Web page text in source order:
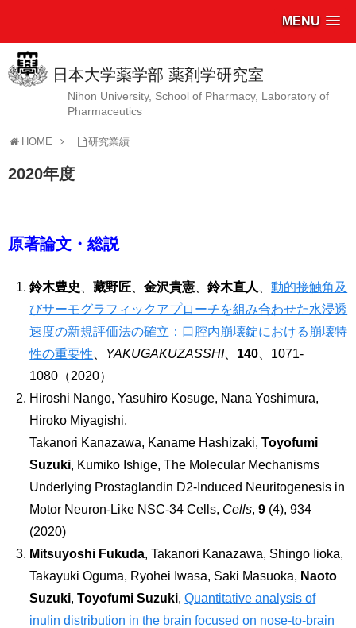
MENU
日本大学薬学部 薬剤学研究室
Nihon University, School of Pharmacy, Laboratory of
Pharmaceutics
HOME 研究業績
2020年度
原著論文・総説
鈴木豊史 、藏野匠 、金沢貴憲 、鈴木直人 、動的接触角及
びサーモグラフィックアプローチを組み合わせた水浸透
速度の新規評価法の確立：口腔内崩壊錠における崩壊特
性の重要性
YAKUGAKUZASSHI、 140 、1071-
1080（2020）
Hiroshi Nango, Yasuhiro Kosuge, Nana Yoshimura,
Hiroko Miyagishi,
Takanori Kanazawa, Kaname Hashizaki,Toyofumi
Suzuki, Kumiko Ishige, The Molecular Mechanisms
Underlying Prostaglandin D2-Induced Neuritogenesis in
Motor Neuron-Like NSC-34 Cells, Cells,9 (4), 934
(2020)
Mitsuyoshi Fukuda, Takanori Kanazawa, Shingo Iioka,
Takayuki Oguma, Ryohei Iwasa, Saki Masuoka, Naoto
Suzuki,Toyofumi Suzuki,Quantitative analysis of
inulin distribution in the brain focused on nose-to-brain